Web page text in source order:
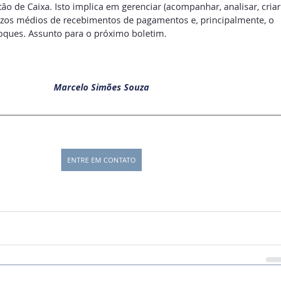
de Caixa. Isto implica em gerenciar (acompanhar, analisar, criar
médios de recebimentos de pagamentos e, principalmente, o
Assunto para o próximo boletim.
Marcelo Simões Souza
ENTRE EM CONTATO